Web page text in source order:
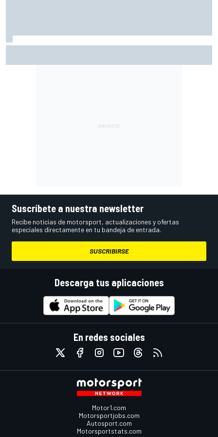
Suscríbete a nuestra newsletter
Recibe noticias de motorsport, actualizaciones y ofertas
especiales directamente en tu bandeja de entrada.
SUSCRIBIRSE
Descarga tus aplicaciones
En redes sociales
Motor1.com
Motorsportjobs.com
Autosport.com
Motorsportstats.com